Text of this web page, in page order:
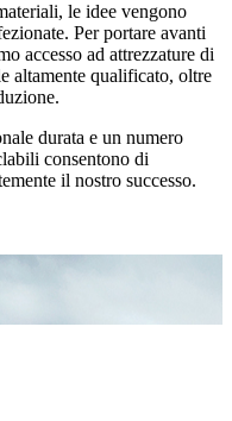
le idee vengono
Per portare avanti
accesso ad attrezzature di
altamente qualificato, oltre
durata e un numero
consentono di
il nostro successo.